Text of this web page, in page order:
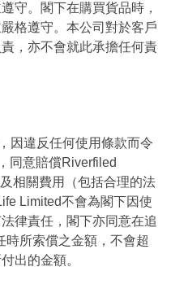
守。閣下在購買貨品時，
格遵守。本公司對於客戶
，亦不會就此承擔任何責
因違反任何使用條款而令
同意賠償Riverfiled
相關費用（包括合理的法
Limited不會為閣下因使
律責任，閣下亦同意在追
所索償之金額，不會超
出的金額。